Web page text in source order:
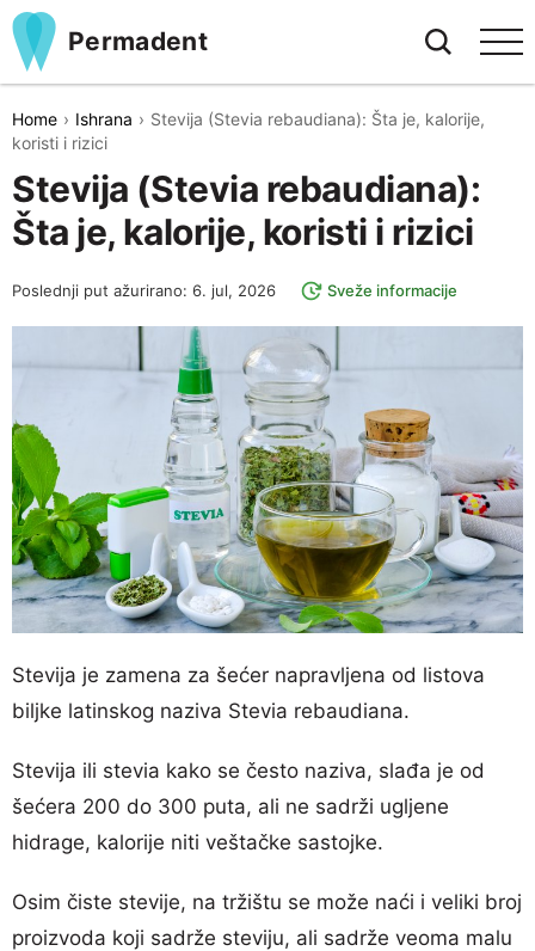
Permadent
Home Ishrana
Stevija (Stevia rebaudiana): Šta je, kalorije,
koristi i rizici
Stevija (Stevia rebaudiana):
Šta je, kalorije, koristi i rizici
Poslednji put ažurirano: 6. jul, 2026 Sveže informacije
Stevija je zamena za šećer napravljena od listova
biljke latinskog naziva Stevia rebaudiana.
Stevija ili stevia kako se često naziva, slađa je od
šećera 200 do 300 puta, ali ne sadrži ugljene
hidrage, kalorije niti veštačke sastojke.
Osim čiste stevije, na tržištu se može naći i veliki broj
proizvoda koji sadrže steviju, ali sadrže veoma malu